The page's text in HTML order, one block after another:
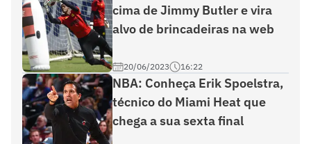
cima de Jimmy Butler e vira
alvo de brincadeiras na web
20/06/2023 16:22
NBA: Conheça Erik Spoelstra,
técnico do Miami Heat que
chega a sua sexta final